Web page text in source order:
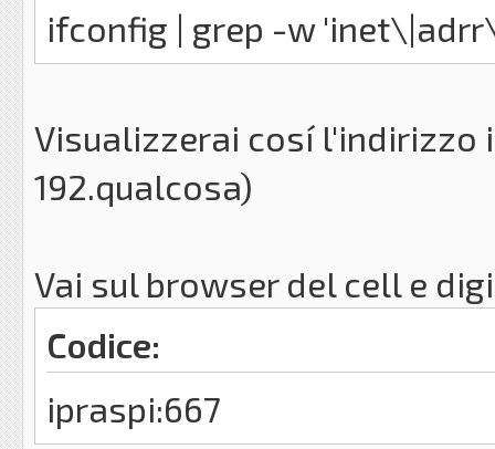
ifconfig | grep -w
Visualizzerai cosí l'indirizzo
192.qualcosa)
Vai sul browser del cell e
Codice:
ipraspi:667